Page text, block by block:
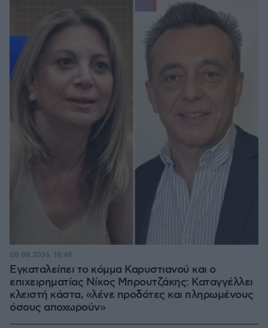
Εγκαταλείπει το κόμμα Καρυστιανού και ο
επιχειρηματίας Νίκος Μπρουτζάκης: Καταγγέλλει
κλειστή κάστα, «λένε προδότες και πληρωμένους
όσους αποχωρούν»
08.08.2026, 18:48